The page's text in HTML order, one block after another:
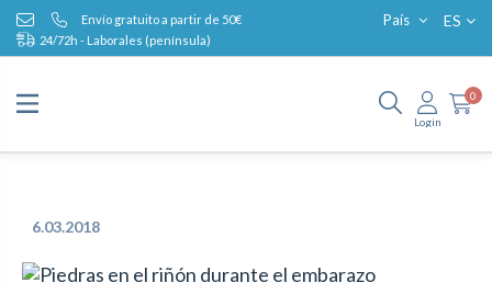
Envío gratuito a partir de 50€
24/72h - Laborales (península)
ES
País
Login
0
6.03.2018